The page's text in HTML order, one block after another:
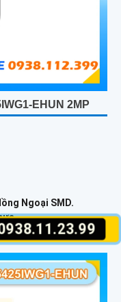
EHUN 2MP
Ngoại SMD.